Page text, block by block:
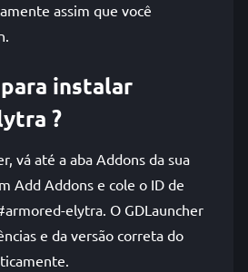
assim que você
instalar
?
vá até a aba Addons da sua
Add Addons e cole o ID de
elytra. O GDLauncher
e da versão correta do